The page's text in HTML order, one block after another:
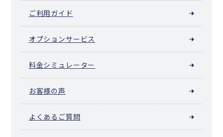
ご利用ガイド
オプションサービス
料金シミュレーター
お客様の声
よくあるご質問